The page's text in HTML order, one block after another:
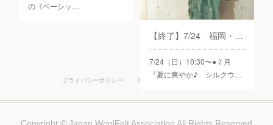
の《ベーシッ…
【終了】7/24 福岡・夏に爽やか♪シルクウールストール
7/24（日）10:30〜●７月
『夏に爽やか♪ シルクウ…
プライバシーポリシー 特定商取引法に基づく表記